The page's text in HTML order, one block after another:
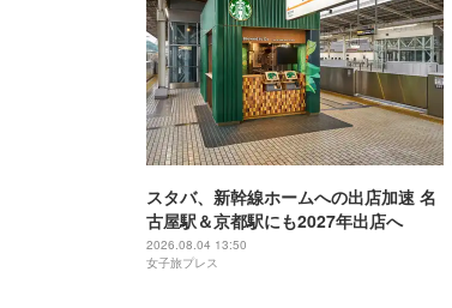
スタバ、新幹線ホームへの出店加速 名
古屋駅＆京都駅にも2027年出店へ
2026.08.04 13:50
女子旅プレス